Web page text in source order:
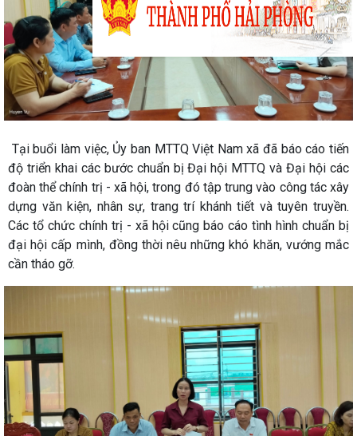
Tại buổi làm việc, Ủy ban MTTQ Việt Nam xã đã báo cáo tiến
độ triển khai các bước chuẩn bị Đại hội MTTQ và Đại hội các
đoàn thể chính trị - xã hội, trong đó tập trung vào công tác xây
dựng văn kiện, nhân sự, trang trí khánh tiết và tuyên truyền.
Các tổ chức chính trị - xã hội cũng báo cáo tình hình chuẩn bị
đại hội cấp mình, đồng thời nêu những khó khăn, vướng mắc
cần tháo gỡ.